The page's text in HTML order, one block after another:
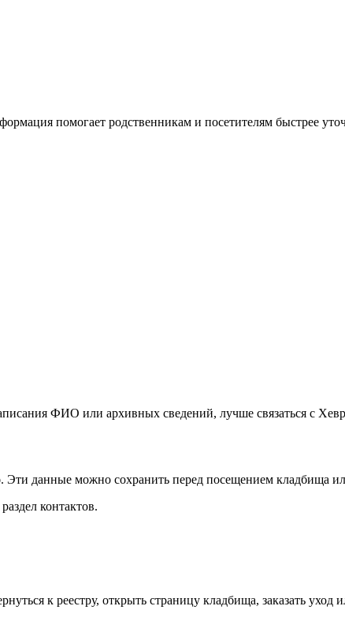
помогает родственникам и посетителям быстрее
ФИО или архивных сведений, лучше связаться с
Эти данные можно сохранить перед посещением кладбища
контактов.
к реестру, открыть страницу кладбища, заказать уход